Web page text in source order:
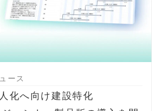
化へ向け建設特化
ース